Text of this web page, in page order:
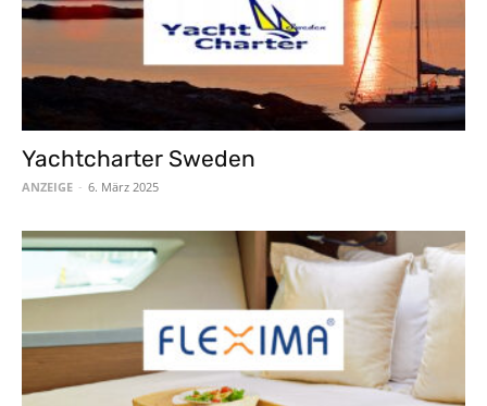
Yachtcharter Sweden
ANZEIGE - 6. März 2025